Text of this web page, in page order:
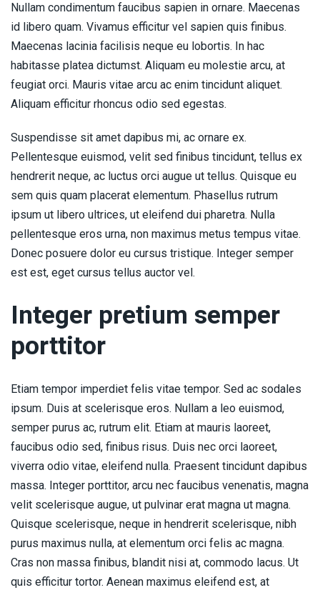
Nullam condimentum faucibus sapien in ornare. Maecenas
id libero quam. Vivamus efficitur vel sapien quis finibus.
Maecenas lacinia facilisis neque eu lobortis. In hac
habitasse platea dictumst. Aliquam eu molestie arcu, at
feugiat orci. Mauris vitae arcu ac enim tincidunt aliquet.
Aliquam efficitur rhoncus odio sed egestas.
Suspendisse sit amet dapibus mi, ac ornare ex.
Pellentesque euismod, velit sed finibus tincidunt, tellus ex
hendrerit neque, ac luctus orci augue ut tellus. Quisque eu
sem quis quam placerat elementum. Phasellus rutrum
ipsum ut libero ultrices, ut eleifend dui pharetra. Nulla
pellentesque eros urna, non maximus metus tempus vitae.
Donec posuere dolor eu cursus tristique. Integer semper
est est, eget cursus tellus auctor vel.
Integer pretium semper
porttitor
Etiam tempor imperdiet felis vitae tempor. Sed ac sodales
ipsum. Duis at scelerisque eros. Nullam a leo euismod,
semper purus ac, rutrum elit. Etiam at mauris laoreet,
faucibus odio sed, finibus risus. Duis nec orci laoreet,
viverra odio vitae, eleifend nulla. Praesent tincidunt dapibus
massa. Integer porttitor, arcu nec faucibus venenatis, magna
velit scelerisque augue, ut pulvinar erat magna ut magna.
Quisque scelerisque, neque in hendrerit scelerisque, nibh
purus maximus nulla, at elementum orci felis ac magna.
Cras non massa finibus, blandit nisi at, commodo lacus. Ut
quis efficitur tortor. Aenean maximus eleifend est, at